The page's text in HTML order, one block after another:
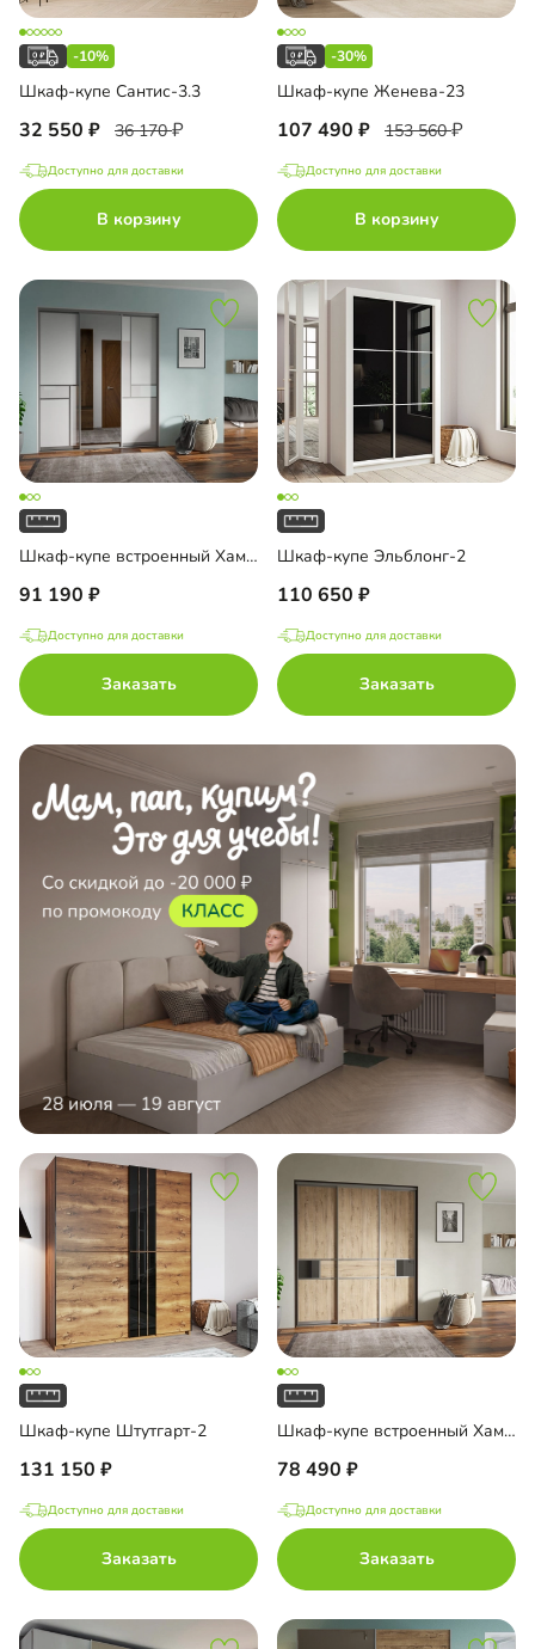
-10%
Шкаф-купе Сантис-3.3
32 550 36 170
Доступно для доставки
В корзину
-30%
Шкаф-купе Женева-23
107 490 153 560
Доступно для доставки
В корзину
Шкаф-купе встроенный Хамден-17
91 190
Доступно для доставки
Заказать
Шкаф-купе Эльблонг-2
110 650
Доступно для доставки
Заказать
Шкаф-купе Штутгарт-2
131 150
Доступно для доставки
Заказать
Шкаф-купе встроенный Хамден-15
78 490
Доступно для доставки
Заказать